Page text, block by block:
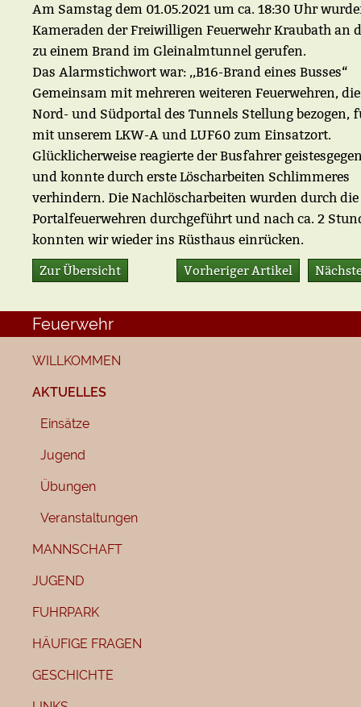
Am Samstag dem 01.05.2021 um ca. 18:30 Uhr
Kameraden der Freiwilligen Feuerwehr Kraubath an
zu einem Brand im Gleinalmtunnel gerufen.
Das Alarmstichwort war: ,,B16-Brand eines Busses“
Gemeinsam mit mehreren weiteren Feuerwehren,
Nord- und Südportal des Tunnels Stellung bezogen,
mit unserem LKW-A und LUF60 zum Einsatzort.
Glücklicherweise reagierte der Busfahrer
und konnte durch erste Löscharbeiten Schlimmeres
verhindern. Die Nachlöscharbeiten wurden durch die
Portalfeuerwehren durchgeführt und nach ca. 2
konnten wir wieder ins Rüsthaus einrücken.
Vorheriger Artikel
Zur Übersicht
Feuerwehr
WILLKOMMEN
AKTUELLES
Einsätze
Jugend
Übungen
Veranstaltungen
MANNSCHAFT
JUGEND
FUHRPARK
HÄUFIGE FRAGEN
GESCHICHTE